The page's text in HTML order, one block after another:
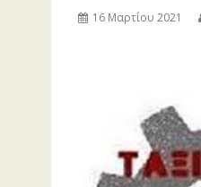
16 Μαρτίου 2021